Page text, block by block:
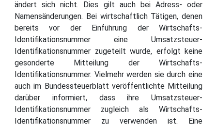
ändert sich nicht. Dies gilt auch bei Adress- oder
Namensänderungen. Bei wirtschaftlich Tätigen, denen
bereits vor der Einführung der Wirtschafts-
Identifikationsnummer eine Umsatzsteuer-
Identifikationsnummer zugeteilt wurde, erfolgt keine
gesonderte Mitteilung der Wirtschafts-
Identifikationsnummer. Vielmehr werden sie durch eine
auch im Bundessteuerblatt veröffentlichte Mitteilung
darüber informiert, dass ihre Umsatzsteuer-
Identifikationsnummer zugleich als Wirtschafts-
Identifikationsnummer zu verwenden ist. Eine